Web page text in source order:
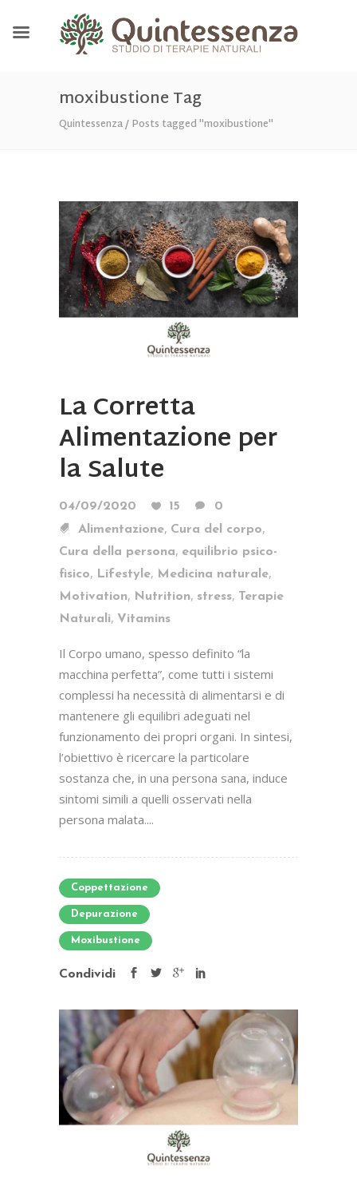
moxibustione Tag
Quintessenza/Posts tagged "moxibustione"
La Corretta
Alimentazione per
la Salute
04/09/2020 15
0
Alimentazione, Cura del corpo,
Cura della persona, equilibrio psico-
fisico, Lifestyle, Medicina naturale,
Motivation, Nutrition, stress, Terapie
Naturali, Vitamins
Il Corpo umano, spesso definito “la
macchina perfetta”, come tutti i sistemi
complessi ha necessità di alimentarsi e di
mantenere gli equilibri adeguati nel
funzionamento dei propri organi. In sintesi,
l’obiettivo è ricercare la particolare
sostanza che, in una persona sana, induce
sintomi simili a quelli osservati nella
persona malata....
Coppettazione
Depurazione
Moxibustione
Condividi